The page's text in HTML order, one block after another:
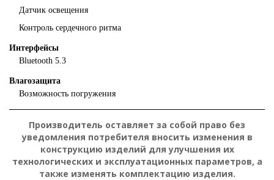
Датчик освещения
Контроль сердечного ритма
Интерфейсы
Bluetooth 5.3
Влагозащита
Возможность погружения
Производитель оставляет за собой право без
уведомления потребителя вносить изменения в
конструкцию изделий для улучшения их
технологических и эксплуатационных параметров, а
также изменять комплектацию изделия.